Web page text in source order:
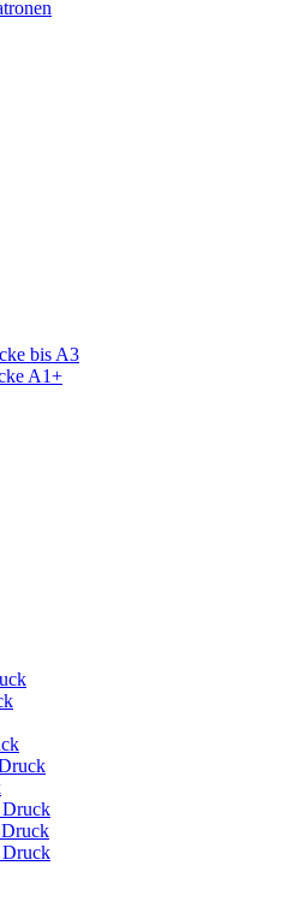
bis A3
A1+
Druck